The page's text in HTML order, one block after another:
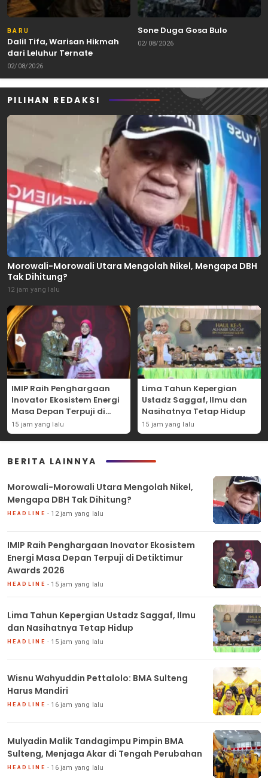
BARU
Dalil Tifa, Warisan Hikmah
dari Leluhur Ternate
02/08/2026
Sone Duga Gosa Bulo
02/08/2026
PILIHAN REDAKSI
Morowali-Morowali Utara Mengolah Nikel, Mengapa DBH
Tak Dihitung?
12 jam yang lalu
IMIP Raih Penghargaan
Inovator Ekosistem Energi
Masa Depan Terpuji di
Detiktimur Awards 2026
15 jam yang lalu
Lima Tahun Kepergian
Ustadz Saggaf, Ilmu dan
Nasihatnya Tetap Hidup
15 jam yang lalu
BERITA LAINNYA
Morowali-Morowali Utara Mengolah Nikel,
Mengapa DBH Tak Dihitung?
HEADLINE 12 jam yang lalu
IMIP Raih Penghargaan Inovator Ekosistem
Energi Masa Depan Terpuji di Detiktimur
Awards 2026
HEADLINE 15 jam yang lalu
Lima Tahun Kepergian Ustadz Saggaf, Ilmu
dan Nasihatnya Tetap Hidup
HEADLINE 15 jam yang lalu
Wisnu Wahyuddin Pettalolo: BMA Sulteng
Harus Mandiri
HEADLINE 16 jam yang lalu
Mulyadin Malik Tandagimpu Pimpin BMA
Sulteng, Menjaga Akar di Tengah Perubahan
HEADLINE 16 jam yang lalu